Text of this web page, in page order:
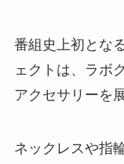
番組史上初とな
ェクトは、ラボ
アクセサリーを
ネックレスや指